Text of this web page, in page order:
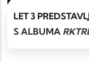
LET 3
S ALBUMA